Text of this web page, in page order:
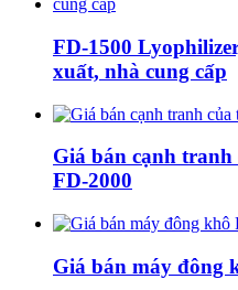
FD-1500
xuất, nhà cung cấp
Giá bán cạnh
FD-2000
Giá bán máy đông